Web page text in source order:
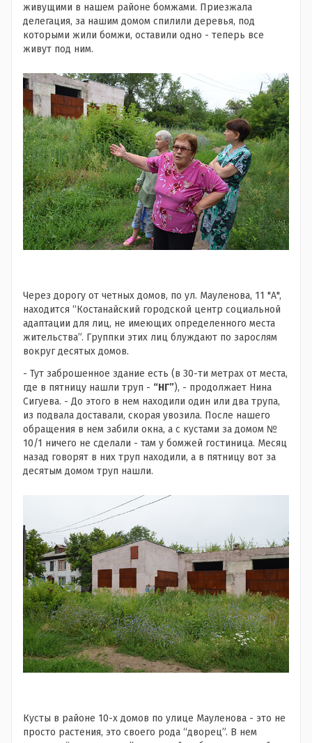
живущими в нашем районе бомжами. Приезжала
делегация, за нашим домом спилили деревья, под
которыми жили бомжи, оставили одно - теперь все
живут под ним.
Через дорогу от четных домов, по ул. Мауленова, 11 "А",
находится “Костанайский городской центр социальной
адаптации для лиц, не имеющих определенного места
жительства”. Группки этих лиц блуждают по зарослям
вокруг десятых домов.
- Тут заброшенное здание есть (в 30-ти метрах от места,
где в пятницу нашли труп - “НГ”), - продолжает Нина
Сигуева. - До этого в нем находили один или два трупа,
из подвала доставали, скорая увозила. После нашего
обращения в нем забили окна, а с кустами за домом №
10/1 ничего не сделали - там у бомжей гостиница. Месяц
назад говорят в них труп находили, а в пятницу вот за
десятым домом труп нашли.
Кусты в районе 10-х домов по улице Мауленова - это не
просто растения, это своего рода “дворец”. В нем